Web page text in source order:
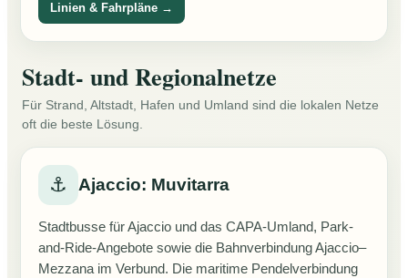
Linien & Fahrpläne →
Stadt- und Regionalnetze
Für Strand, Altstadt, Hafen und Umland sind die lokalen Netze
oft die beste Lösung.
⚓ Ajaccio: Muvitarra
Stadtbusse für Ajaccio und das CAPA-Umland, Park-
and-Ride-Angebote sowie die Bahnverbindung Ajaccio–
Mezzana im Verbund. Die maritime Pendelverbindung